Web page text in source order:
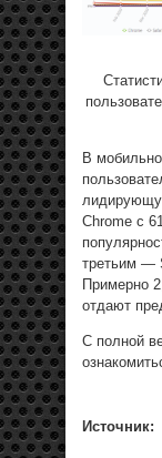
В
Chrome с
третьим —
Примерно
отдают
С полной
Источник: